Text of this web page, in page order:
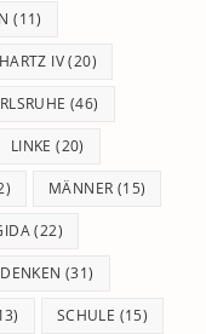
(11)
HARTZ IV(20)
(46)
LINKE (20)
MÄNNER (15)
(22)
(31)
SCHULE (15)